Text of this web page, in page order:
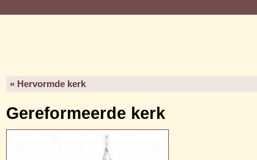
« Hervormde kerk
Gereformeerde kerk